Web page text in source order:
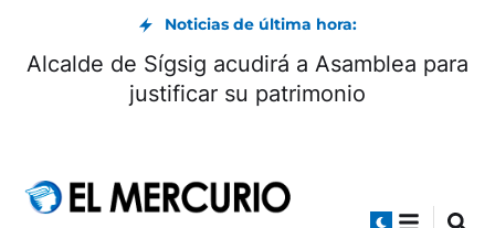
Noticias de última hora:
Alcalde de Sígsig acudirá a Asamblea para
justificar su patrimonio